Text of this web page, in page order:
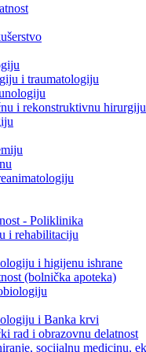
i traumatologiju
i rekonstruktivnu hirurgiju
- Poliklinika
i rehabilitaciju
i higijenu ishrane
(bolnička apoteka)
i Banka krvi
rad i obrazovnu delatnost
socijalnu medicinu,